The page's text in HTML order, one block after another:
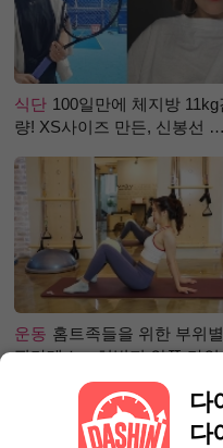
식단 100일만에 체지방 11kg
량! XS사이즈 만든, 신봉선 식
운동 홈트족들을 위한 부위별
필라테스 – 허벅지 안쪽 라인
다
다